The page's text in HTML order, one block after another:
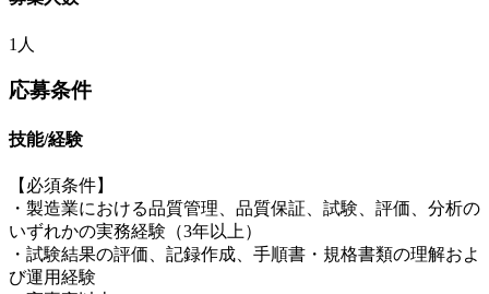
1人
応募条件
技能/経験
【必須条件】
・製造業における品質管理、品質保証、試験、評価、分析の
いずれかの実務経験（3年以上）
・試験結果の評価、記録作成、手順書・規格書類の理解およ
び運用経験